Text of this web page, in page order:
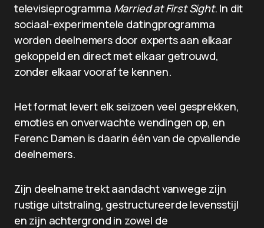
televisieprogramma Married at First Sight. In dit
sociaal-experimentele datingprogramma
worden deelnemers door experts aan elkaar
gekoppeld en direct met elkaar getrouwd,
zonder elkaar vooraf te kennen.
Het format levert elk seizoen veel gesprekken,
emoties en onverwachte wendingen op, en
Ferenc Damen is daarin één van de opvallende
deelnemers.
Zijn deelname trekt aandacht vanwege zijn
rustige uitstraling, gestructureerde levensstijl
en zijn achtergrond in zowel de